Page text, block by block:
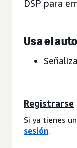
DSP para
Usa el
Registrarse
Si ya tienes
sesión.